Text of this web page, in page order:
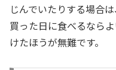
じんでいたりする場合
買った日に食べるなら
けたほうが無難です。